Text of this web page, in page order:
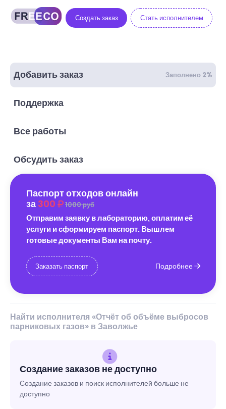
Создать заказ Стать исполнителем
Добавить заказ Заполнено 2%
Поддержка
Все работы
Обсудить заказ
Паспорт отходов онлайн
за 300 1000 руб
Отправим заявку в лабораторию, оплатим её
услуги и сформируем паспорт. Вышлем
готовые документы Вам на почту.
Заказать паспорт Подробнее
Найти исполнителя «Отчёт об объёме выбросов
парниковых газов» в Заволжье
Создание заказов не доступно
Создание заказов и поиск исполнителей больше не
доступно